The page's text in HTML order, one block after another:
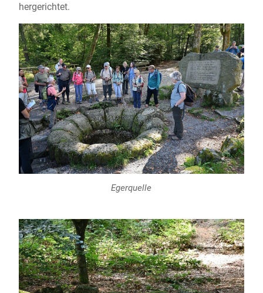
hergerichtet.
Egerquelle